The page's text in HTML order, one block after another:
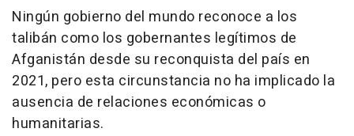
Ningún gobierno del mundo reconoce a los
talibán como los gobernantes legítimos de
Afganistán desde su reconquista del país en
2021, pero esta circunstancia no ha implicado la
ausencia de relaciones económicas o
humanitarias.